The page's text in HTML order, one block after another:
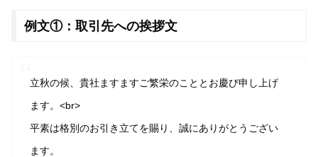
例文①：取引先への挨拶文
立秋の候、貴社ますますご繁栄のこととお慶び申し上げ
ます。<br>
平素は格別のお引き立てを賜り、誠にありがとうござい
ます。